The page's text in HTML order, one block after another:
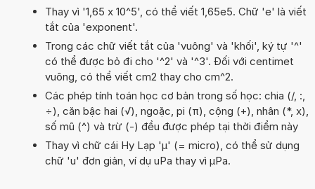
Thay vì '1,65 x 10^5', có thể viết 1,65e5. Chữ 'e' là viết
tắt của 'exponent'.
Trong các chữ viết tắt của 'vuông' và 'khối', ký tự '^'
có thể được bỏ đi cho '^2' và '^3'. Đối với centimet
vuông, có thể viết cm2 thay cho cm^2.
Các phép tính toán học cơ bản trong số học: chia (/, :,
÷), căn bậc hai (√), ngoặc, pi (π), cộng (+), nhân (*, x),
số mũ (^) và trừ (-) đều được phép tại thời điểm này
Thay vì chữ cái Hy Lạp 'µ' (= micro), có thể sử dụng
chữ 'u' đơn giản, ví dụ uPa thay vì µPa.